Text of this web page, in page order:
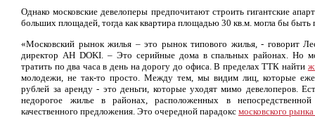
Однако московские девелоперы предпочитают строить гигантские
больших площадей, тогда как квартира площадью 30 кв.м. могла бы быть
«Московский рынок жилья – это рынок типового жилья, - говорит
директор АН DOKI. – Это серийные дома в спальных районах. Но
тратить по два часа в день на дорогу до офиса. В пределах ТТК найти
молодежи, не так-то просто. Между тем, мы видим лиц, которые
рублей за аренду - это деньги, которые уходят мимо девелоперов.
недорогое жилье в районах, расположенных в
качественного предложения. Это очередной парадокс московского